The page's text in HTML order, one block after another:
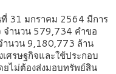
31 มกราคม 2564 มีการ
จำนวน 579,734 คำขอ
ำนวน 9,180,773 ล้าน
ศรษฐกิจและใช้ประกอบ
ยไม่ต้องส่งมอบทรัพย์สิน